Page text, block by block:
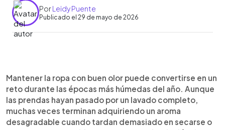
PorLeidy Puente
Publicado el 29 de mayo de 2026
Escuchar artículo
La humedad y la falta de ventilación pueden
provocar que la ropa recién lavada adquiera olor a
"mal secado". Para evitarlo, especialistas
recomiendan tender las prendas lo antes posible,
no amontonarlas y asegurarse de que se sequen
Mantener la ropa con buen olor puede convertirse en un
reto durante las épocas más húmedas del año. Aunque
las prendas hayan pasado por un lavado completo,
muchas veces terminan adquiriendo un aroma
desagradable cuando tardan demasiado en secarse o